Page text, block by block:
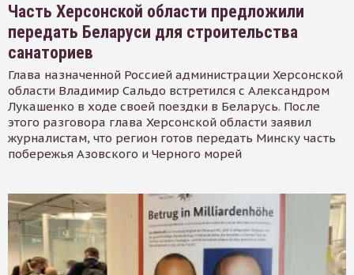
Часть Херсонской области предложили
передать Беларуси для строительства
санаториев
Глава назначенной Россией администрации Херсонской
области Владимир Сальдо встретился с Александром
Лукашенко в ходе своей поездки в Беларусь. После
этого разговора глава Херсонской области заявил
журналистам, что регион готов передать Минску часть
побережья Азовского и Черного морей